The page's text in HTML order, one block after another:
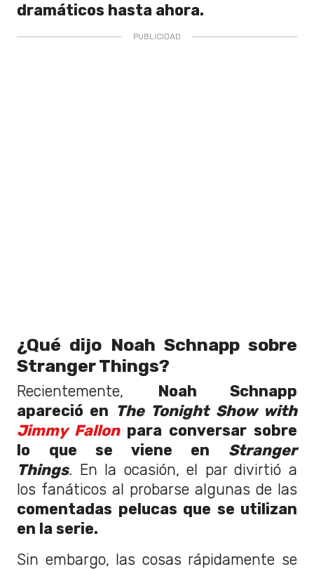
dramáticos hasta ahora.
¿Qué dijo Noah Schnapp sobre
Stranger Things?
Recientemente, Noah Schnapp
apareció en The Tonight Show with
Jimmy Fallon para conversar sobre
lo que se viene en Stranger
Things. En la ocasión, el par divirtió a
los fanáticos al probarse algunas de las
comentadas pelucas que se utilizan
en la serie.
Sin embargo, las cosas rápidamente se